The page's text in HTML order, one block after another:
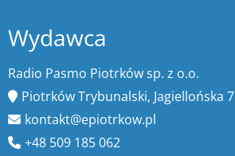
Wydawca
Radio Pasmo Piotrków sp. z o.o.
Piotrków Trybunalski, Jagiellońska 7
kontakt@epiotrkow.pl
+48 509 185 062